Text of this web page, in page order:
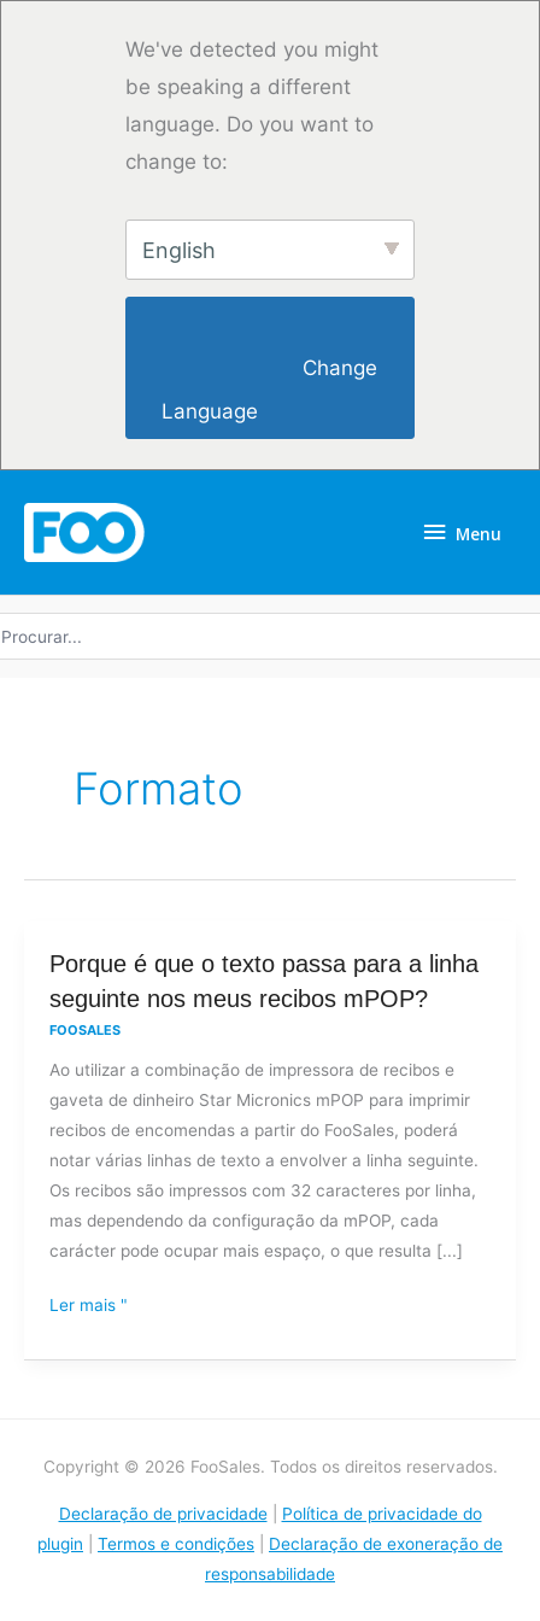
We've detected you might
be speaking a different
language. Do you want to
change to:
English
Language
Menu
Formato
Porque é que o texto passa para a linha
seguinte nos meus recibos mPOP?
FOOSALES
Ao utilizar a combinação de impressora de recibos e
gaveta de dinheiro Star Micronics mPOP para imprimir
recibos de encomendas a partir do FooSales, poderá
notar várias linhas de texto a envolver a linha seguinte.
Os recibos são impressos com 32 caracteres por linha,
mas dependendo da configuração da mPOP, cada
carácter pode ocupar mais espaço, o que resulta [...]
Porque
é
texto
passa
para
a
linha
seguinte
nos
Ler mais "
Copyright © 2026 FooSales. Todos os direitos reservados.
Declaração de privacidade| Política de privacidade do
plugin
Termos e condições
Declaração de exoneração de
responsabilidade